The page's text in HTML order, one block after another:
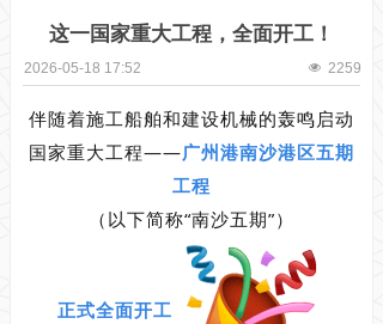
这一国家重大工程，全面开工！
伴随着施工船舶和建设机械的轰鸣启动
国家重大工程——广州港南沙港区五期
工程
（以下简称“南沙五期”）
正式全面开工
넶 2259
2026-05-18 17:52